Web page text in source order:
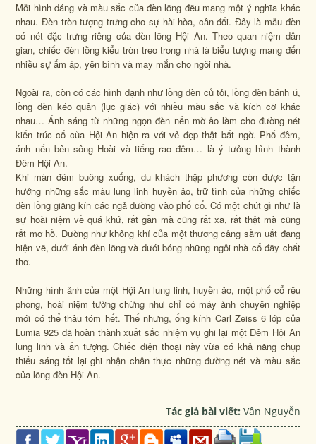
Mỗi hình dáng và màu sắc của đèn lồng đều mang một ý nghĩa khác
nhau. Đèn tròn tượng trưng cho sự hài hòa, cân đối. Đây là mẫu đèn
có nét đặc trưng riêng của đèn lồng Hội An. Theo quan niệm dân
gian, chiếc đèn lồng kiểu tròn treo trong nhà là biểu tượng mang đến
nhiều sự ấm áp, yên bình và may mắn cho ngôi nhà.
Ngoài ra, còn có các hình dạnh như lồng đèn củ tỏi, lồng đèn bánh ú,
lồng đèn kéo quân (lục giác) với nhiều màu sắc và kích cỡ khác
nhau… Ánh sáng từ những ngọn đèn nến mờ ảo làm cho đường nét
kiến trúc cổ của Hội An hiện ra với vẻ đẹp thật bất ngờ. Phố đêm,
ánh nến bên sông Hoài và tiếng rao đêm… là ý tưởng hình thành
Đêm Hội An.
Khi màn đêm buông xuống, du khách thập phương còn được tận
hưởng những sắc màu lung linh huyền ảo, trữ tình của những chiếc
đèn lồng giăng kín các ngả đường vào phố cổ. Có một chút gì như là
sự hoài niệm về quá khứ, rất gần mà cũng rất xa, rất thật mà cũng
rất mơ hồ. Dường như không khí của một thương cảng sầm uất đang
hiện về, dưới ánh đèn lồng và dưới bóng những ngôi nhà cổ đầy chất
thơ.
Những hình ảnh của một Hội An lung linh, huyền ảo, một phố cổ rêu
phong, hoài niệm tưởng chừng như chỉ có máy ảnh chuyên nghiệp
mới có thể thâu tóm hết. Thế nhưng, ống kính Carl Zeiss 6 lớp của
Lumia 925 đã hoàn thành xuất sắc nhiệm vụ ghi lại một Đêm Hội An
lung linh và ấn tượng. Chiếc điện thoại này vừa có khả năng chụp
thiếu sáng tốt lại ghi nhận chân thực những đường nét và màu sắc
của lồng đèn Hội An.
Tác giả bài viết: Vân Nguyễn